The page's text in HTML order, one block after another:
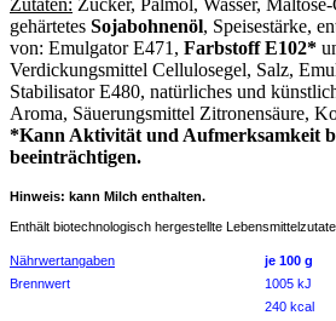
Zutaten: Zucker, Palmöl, Wasser,
gehärtetes Sojabohnenöl, Speisestärke,
von: Emulgator E471, Farbstoff E102*
Verdickungsmittel Cellulosegel, Salz,
Stabilisator E480, natürliches und
Aroma, Säuerungsmittel Zitronensäure,
*Kann Aktivität und Aufmerksamkeit
beeinträchtigen.
Hinweis: kann Milch enthalten.
Enthält biotechnologisch hergestellte
Nährwertangaben je 100 g
Brennwert
1005 kJ
240 kcal